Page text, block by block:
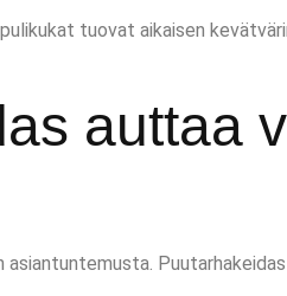
tuovat aikaisen
auttaa